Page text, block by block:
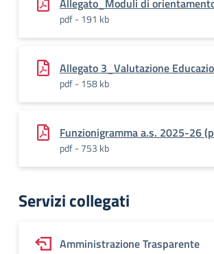
Allegato_Moduli di
pdf - 191 kb
Allegato 3_Valutazione
pdf - 158 kb
Funzionigramma a.s. 2025-26
pdf - 753 kb
Servizi collegati
Amministrazione Trasparente